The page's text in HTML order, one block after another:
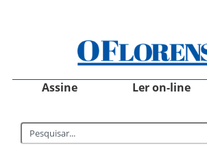
Assine Ler on-line